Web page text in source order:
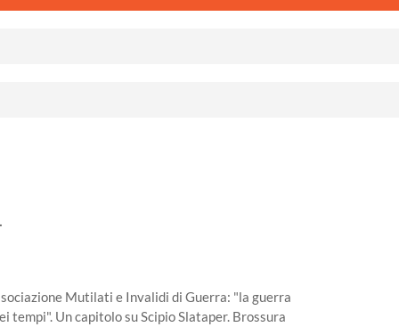
Mutilati e Invalidi di Guerra: "la guerra
tempi". Un capitolo su Scipio Slataper. Brossura